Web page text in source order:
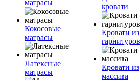
матрасы
Кокосовые
матрасы
Латексные
матрасы
кровати
Кровати из
гарнитуров
Кровати из
массива